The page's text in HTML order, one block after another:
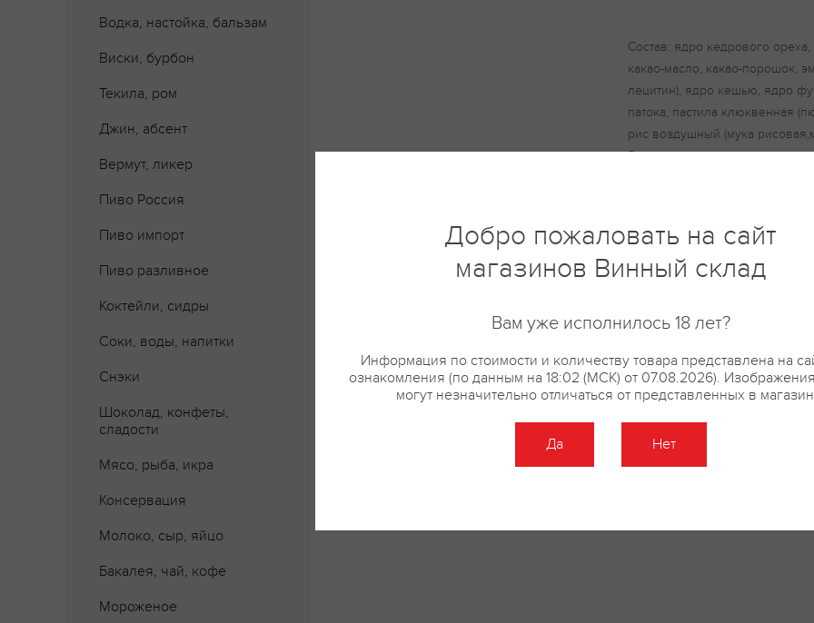
Водка, настойка, бальзам
Виски, бурбон
Текила, ром
Джин, абсент
Вермут, ликер
Пиво Россия
Пиво импорт
Пиво разливное
Коктейли, сидры
Соки, воды, напитки
Снэки
Шоколад, конфеты,
сладости
Мясо, рыба, икра
Консервация
Молоко, сыр, яйцо
Бакалея, чай, кофе
Мороженое
Состав: ядро кедрового
какао-масло, какао-порошок,
лецитин), ядро кешью, ядро
патока, пастила клюквенная
рис воздушный (мука
Возможно наличие следов
продуктов, молочных
Добро пожаловать на сайт
магазинов Винный склад
Вам уже исполнилось 18 лет?
Информация по стоимости и количеству товара представлена на
ознакомления (по данным на 18:02 (МСК) от 07.08.2026).
могут незначительно отличаться от представленных в
Да Нет